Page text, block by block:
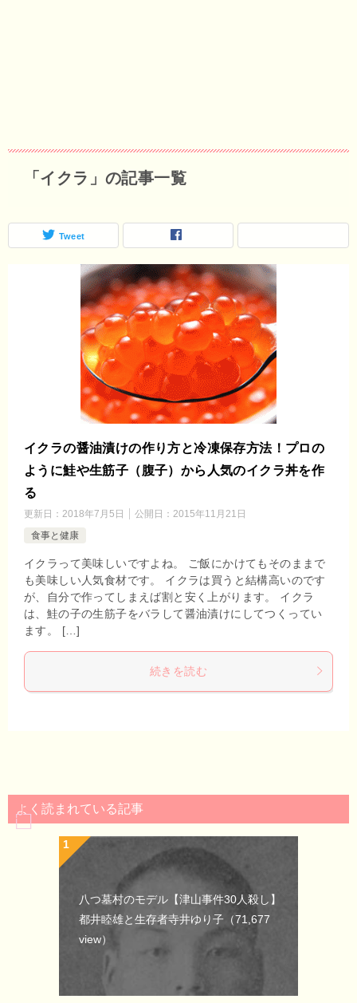
「イクラ」の記事一覧
Tweet
イクラの醤油漬けの作り方と冷凍保存方法！プロの
ように鮭や生筋子（腹子）から人気のイクラ丼を作
る
更新日： 2018年7月5日 公開日： 2015年11月21日
食事と健康
イクラって美味しいですよね。 ご飯にかけてもそのままで
も美味しい人気食材です。 イクラは買うと結構高いのです
が、自分で作ってしまえば割と安く上がります。 イクラ
は、鮭の子の生筋子をバラして醤油漬けにしてつくってい
ます。 […]
続きを読む
よく読まれている記事
八つ墓村のモデル【津山事件30人殺し】
都井睦雄と生存者寺井ゆり子 （71,677
view）